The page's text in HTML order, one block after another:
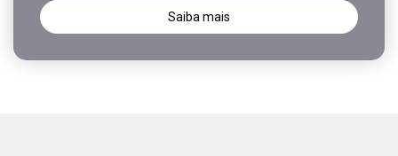
Saiba mais